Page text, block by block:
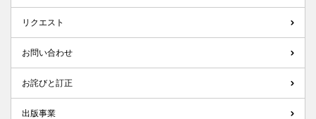
リクエスト
お問い合わせ
お詫びと訂正
出版事業